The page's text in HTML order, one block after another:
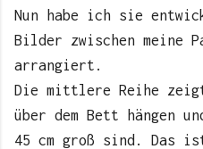
Nun habe ich sie
Bilder zwischen meine
arrangiert.
Die mittlere Reihe
über dem Bett hängen
45 cm groß sind. Das